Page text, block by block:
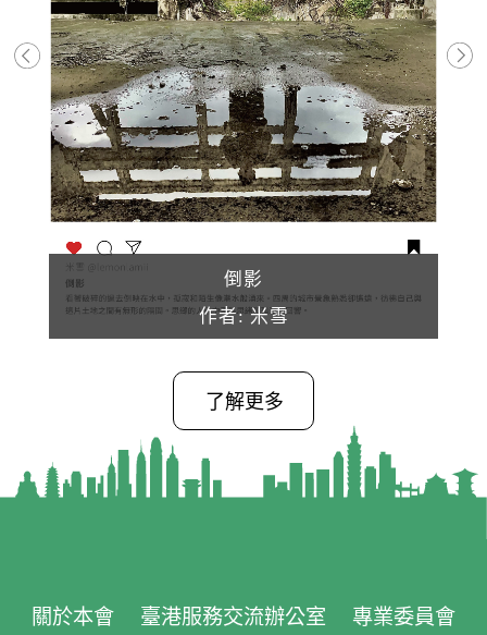
倒影
作者: 米雪
了解更多
關於本會 臺港服務交流辦公室 專業委員會